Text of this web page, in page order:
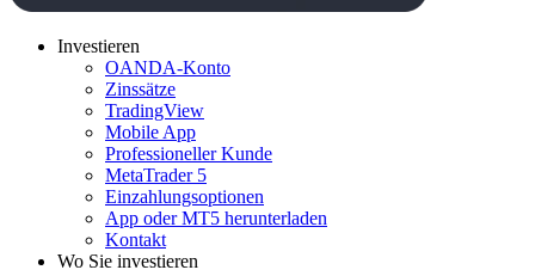
Investieren
OANDA-Konto
Zinssätze
TradingView
Mobile App
Professioneller Kunde
MetaTrader 5
Einzahlungsoptionen
App oder MT5 herunterladen
Kontakt
Wo Sie investieren